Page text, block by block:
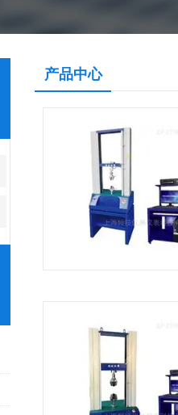
产品中心